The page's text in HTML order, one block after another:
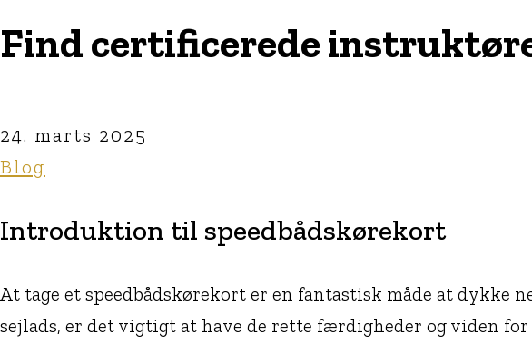
Find certificerede
24. marts 2025
Blog
Introduktion til speedbådskørekort
At tage et speedbådskørekort er en fantastisk måde at dykke
sejlads, er det vigtigt at have de rette færdigheder og viden